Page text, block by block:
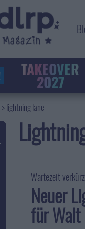
TAKEOVER
2027
>lightning lane
Wartezeit
Neuer
für